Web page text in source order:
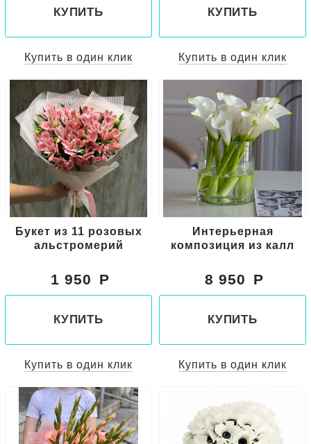
КУПИТЬ
Купить в один клик
КУПИТЬ
Купить в один клик
Букет из 11 розовых
альстромерий
1 950
КУПИТЬ
Купить в один клик
Интерьерная
композиция из калл
8 950
КУПИТЬ
Купить в один клик